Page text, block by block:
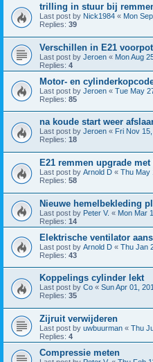
trilling in stuur bij
Last post by Nick1984 « Mon
Replies: 39
Verschillen in E21
Last post by Jeroen « Mon Aug
Replies: 4
Motor- en
Last post by Jeroen « Tue May
Replies: 85
na koude start weer
Last post by Jeroen « Fri Nov
Replies: 18
E21 remmen upgrade
Last post by Arnold D « Thu May
Replies: 58
Nieuwe hemelbekleding
Last post by Peter V. « Mon Mar
Replies: 14
Elektrische ventilator
Last post by Arnold D « Thu Jan
Replies: 43
Koppelings cylinder lekt
Last post by Co « Sun Apr 01,
Replies: 35
Zijruit verwijderen
Last post by uwbuurman « Thu
Replies: 4
Compressie meten